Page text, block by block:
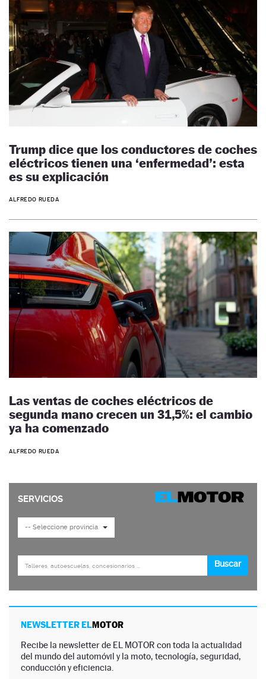
Trump dice que los conductores de coches
eléctricos tienen una ‘enfermedad’: esta
es su explicación
ALFREDO RUEDA
Las ventas de coches eléctricos de
segunda mano crecen un 31,5%: el cambio
ya ha comenzado
ALFREDO RUEDA
NEWSLETTER ELMOTOR
Recibe la newsletter de EL MOTOR con toda la actualidad
del mundo del automóvil y la moto, tecnología, seguridad,
conducción y eficiencia.